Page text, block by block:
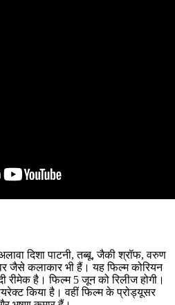
दिशा पाटनी, तब्बू, जैकी श्रॉफ, वरुण
जैसे कलाकार भी हैं। यह फिल्म कोरियन
रीमेक है। फिल्म 5 जून को रिलीज होगी।
किया है। वहीं फिल्म के प्रोड्यूसर